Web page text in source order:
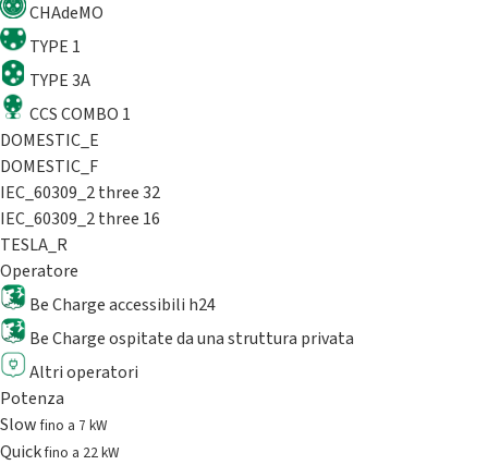
CHAdeMO
TYPE 1
TYPE 3A
CCS COMBO 1
DOMESTIC_E
DOMESTIC_F
IEC_60309_2 three 32
IEC_60309_2 three 16
TESLA_R
Operatore
Be Charge accessibili h24
Be Charge ospitate da una struttura privata
Altri operatori
Potenza
Slowfino a 7 kW
Quickfino a 22 kW